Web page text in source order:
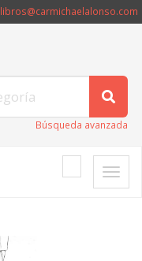
libros@carmichaelalonso.com
Búsqueda avanzada
Toggle